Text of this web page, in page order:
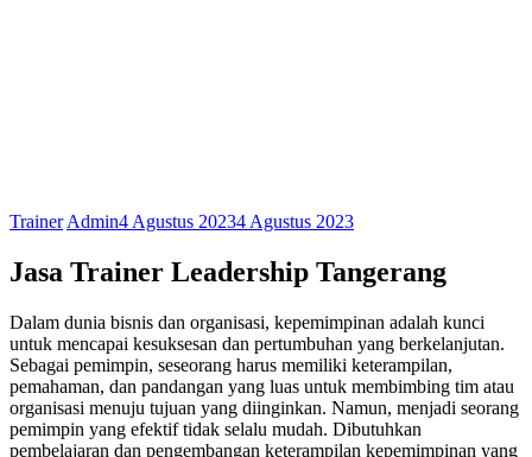
Trainer Admin4 Agustus 20234 Agustus 2023
Jasa Trainer Leadership Tangerang
Dalam dunia bisnis dan organisasi, kepemimpinan adalah kunci
untuk mencapai kesuksesan dan pertumbuhan yang berkelanjutan.
Sebagai pemimpin, seseorang harus memiliki keterampilan,
pemahaman, dan pandangan yang luas untuk membimbing tim atau
organisasi menuju tujuan yang diinginkan. Namun, menjadi seorang
pemimpin yang efektif tidak selalu mudah. Dibutuhkan
pembelajaran dan pengembangan keterampilan kepemimpinan yang